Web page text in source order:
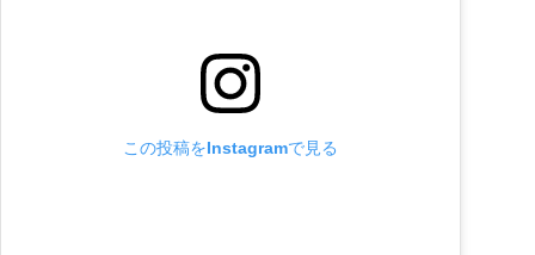
この投稿をInstagramで見る